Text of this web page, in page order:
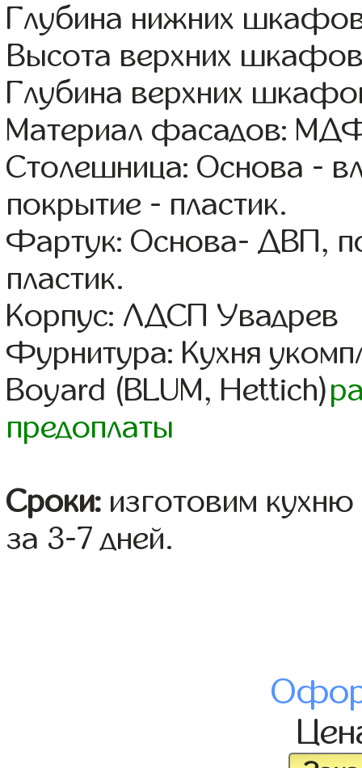
Глубина нижних
Высота верхних
Глубина верхних
Материал фасадов:
Столешница: Основа -
покрытие - пластик.
Фартук: Основа- ДВП,
пластик.
Корпус: ЛДСП Увадрев
Фурнитура: Кухня
Boyard (BLUM, Hettich)
предоплаты
Сроки: изготовим
за 3-7 дней.